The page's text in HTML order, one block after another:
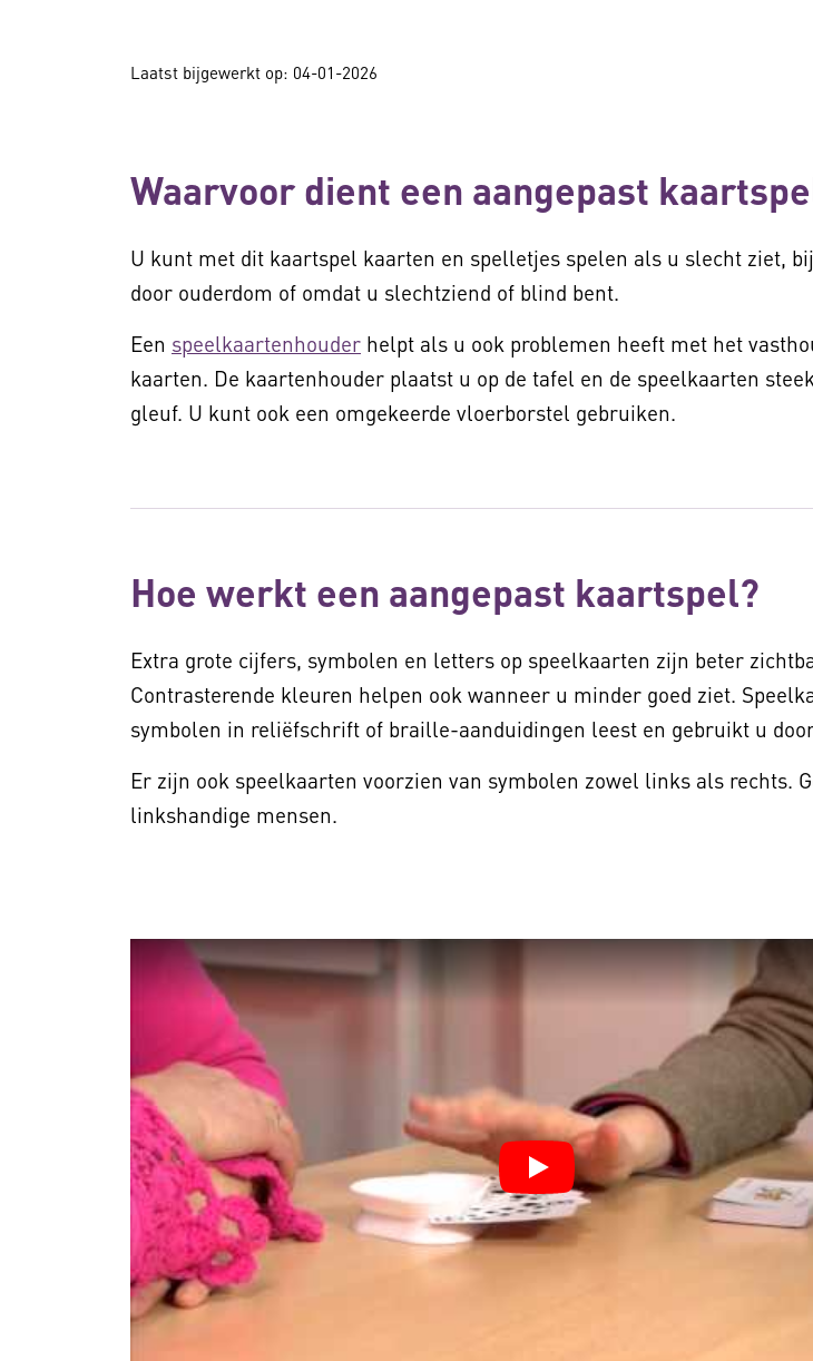
Laatst bijgewerkt op: 04-01-2026
Waarvoor dient een aangepast
U kunt met dit kaartspel kaarten en spelletjes spelen als u slecht ziet,
door ouderdom of omdat u slechtziend of blind bent.
Een speelkaartenhouder helpt als u ook problemen heeft met het
kaarten. De kaartenhouder plaatst u op de tafel en de speelkaarten
gleuf. U kunt ook een omgekeerde vloerborstel gebruiken.
Hoe werkt een aangepast kaartspel?
Extra grote cijfers, symbolen en letters op speelkaarten zijn beter
Contrasterende kleuren helpen ook wanneer u minder goed ziet.
symbolen in reliëfschrift of braille-aanduidingen leest en gebruikt u
Er zijn ook speelkaarten voorzien van symbolen zowel links als rechts.
linkshandige mensen.